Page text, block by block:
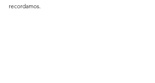
recordamos.